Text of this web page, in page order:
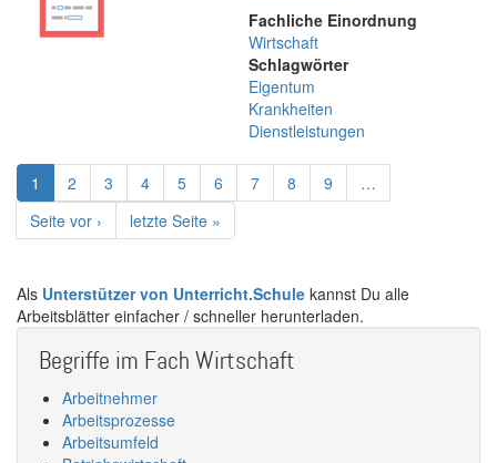
Fachliche Einordnung
Wirtschaft
Schlagwörter
Eigentum
Krankheiten
Dienstleistungen
Seitennummerierung
Aktuelle
Seite
1 Page
2 Page
3 Page
4 Page
5 Page
6 Page
7 Page
8 Page
9
…
Nächste
Seite
Seite vor ›
Letzte
Seite
letzte Seite »
Als Unterstützer von Unterricht.Schule kannst Du alle
Arbeitsblätter einfacher / schneller herunterladen.
Begriffe im Fach Wirtschaft
Arbeitnehmer
Arbeitsprozesse
Arbeitsumfeld